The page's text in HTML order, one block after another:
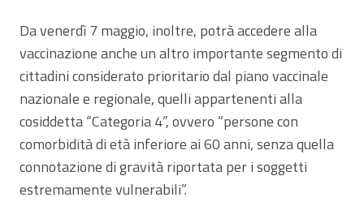
Da venerdì 7 maggio, inoltre, potrà accedere alla
vaccinazione anche un altro importante segmento di
cittadini considerato prioritario dal piano vaccinale
nazionale e regionale, quelli appartenenti alla
cosiddetta “Categoria 4”, ovvero “persone con
comorbidità di età inferiore ai 60 anni, senza quella
connotazione di gravità riportata per i soggetti
estremamente vulnerabili”.